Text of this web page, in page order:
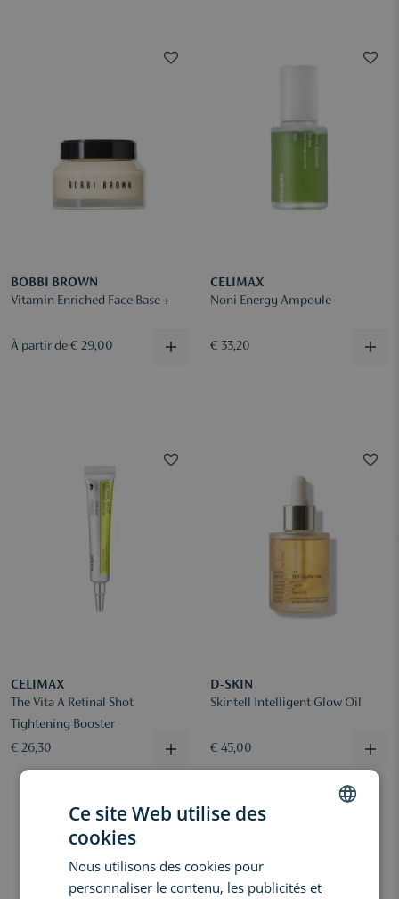
BOBBI BROWN
Vitamin Enriched Face Base +
À partir de € 29,00
CELIMAX
Noni Energy Ampoule
€ 33,20
CELIMAX
The Vita A Retinal Shot
Tightening Booster
€ 26,30
D-SKIN
Skintell Intelligent Glow Oil
€ 45,00
Ce site Web utilise des
cookies
Nous utilisons des cookies pour
personnaliser le contenu, les publicités et